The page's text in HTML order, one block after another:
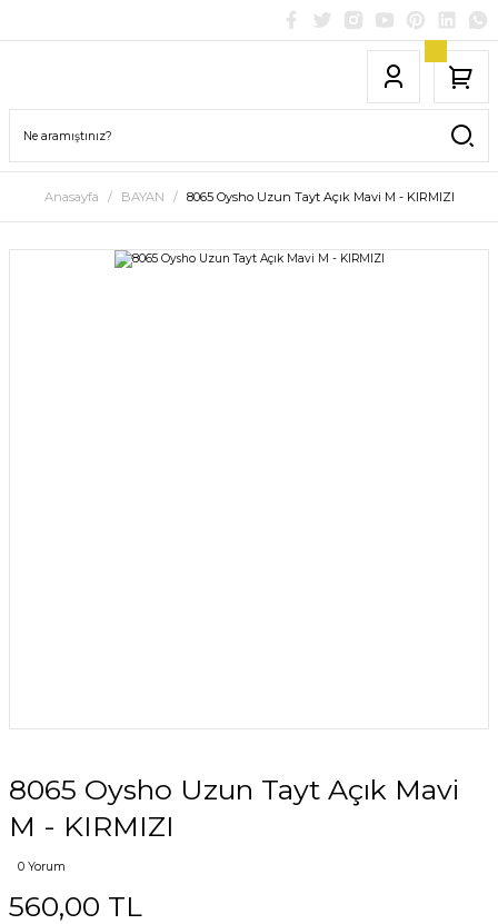
Anasayfa BAYAN 8065 Oysho Uzun Tayt Açık Mavi M - KIRMIZI
8065 Oysho Uzun Tayt Açık Mavi
M - KIRMIZI
0 Yorum
560,00 TL